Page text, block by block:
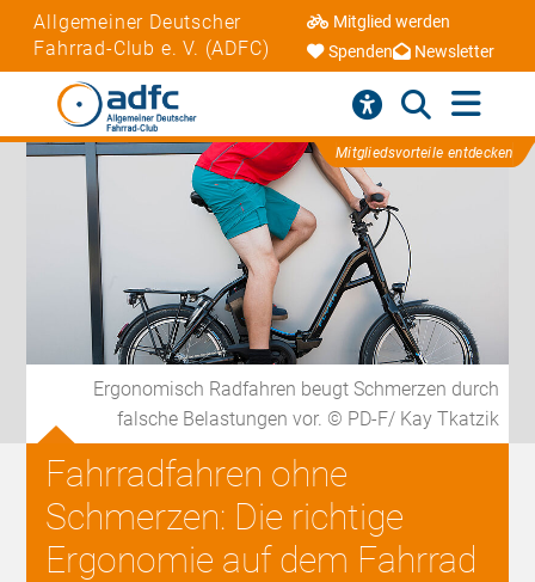
Allgemeiner Deutscher
Fahrrad-Club e. V. (ADFC)
Mitglied werden
Spenden
Newsletter
Mitgliedsvorteile entdecken
Ergonomisch Radfahren beugt Schmerzen durch
falsche Belastungen vor. © PD-F/ Kay Tkatzik
Fahrradfahren ohne
Schmerzen: Die richtige
Ergonomie auf dem Fahrrad